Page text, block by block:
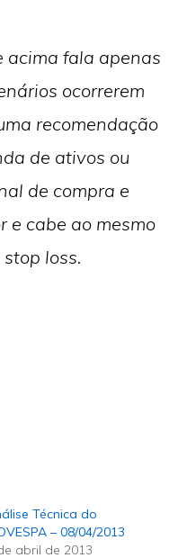
acima fala apenas
ocorrerem
recomendação
de ativos ou
de compra e
e cabe ao mesmo
loss.
Técnica do
– 08/04/2013
abril de 2013